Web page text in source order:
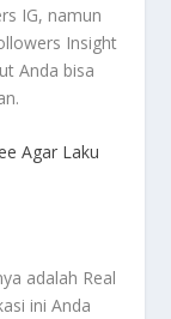
IG, namun
Insight
Anda bisa
Agar Laku
adalah Real
ini Anda